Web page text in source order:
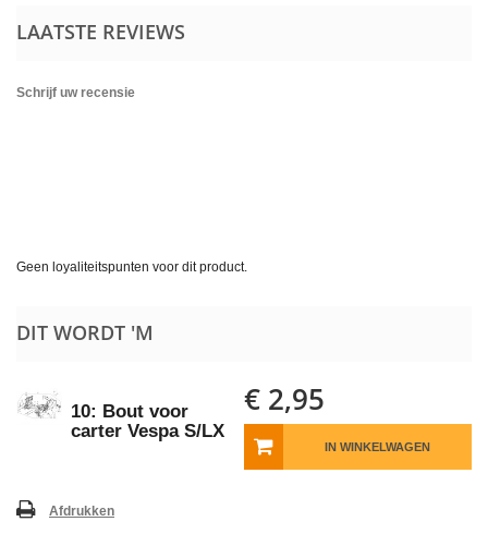
LAATSTE REVIEWS
Schrijf uw recensie
Geen loyaliteitspunten voor dit product.
DIT WORDT 'M
10: Bout voor
carter Vespa S/LX
€ 2,95
IN WINKELWAGEN
Afdrukken